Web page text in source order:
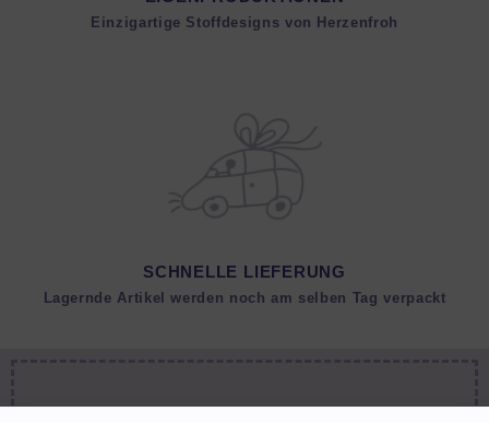
Einzigartige Stoffdesigns von Herzenfroh
SCHNELLE LIEFERUNG
Lagernde Artikel werden noch am selben Tag verpackt